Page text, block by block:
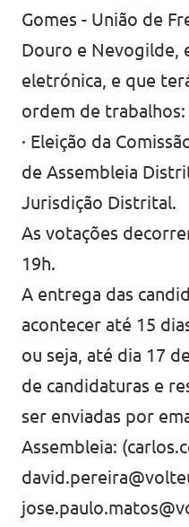
Gomes - União de
Douro e Nevogilde,
eletrónica, e que
ordem de trabalhos:
· Eleição da
de Assembleia
Jurisdição Distrital.
As votações
19h.
A entrega das
acontecer até 15
ou seja, até dia 17
de candidaturas e
ser enviadas por
Assembleia: (